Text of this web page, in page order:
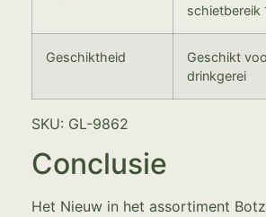
schietbereik
Geschiktheid
Geschikt
drinkgerei
SKU: GL-9862
Conclusie
Het Nieuw in het assortiment